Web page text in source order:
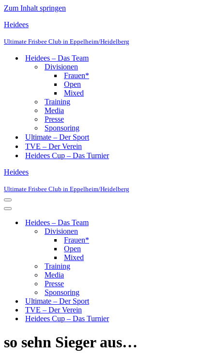
Zum Inhalt springen
Heidees
Ultimate Frisbee Club in Eppelheim/Heidelberg
Heidees – Das Team
Divisionen
Frauen*
Open
Mixed
Training
Media
Presse
Sponsoring
Ultimate – Der Sport
TVE – Der Verein
Heidees Cup – Das Turnier
Heidees
Ultimate Frisbee Club in Eppelheim/Heidelberg
Navigationsmenü
Navigationsmenü
Heidees – Das Team
Divisionen
Frauen*
Open
Mixed
Training
Media
Presse
Sponsoring
Ultimate – Der Sport
TVE – Der Verein
Heidees Cup – Das Turnier
so sehn Sieger aus…